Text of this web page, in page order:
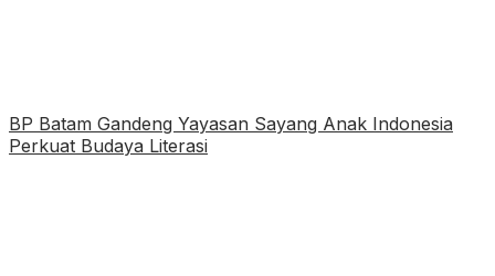
BP Batam Gandeng Yayasan Sayang Anak Indonesia
Perkuat Budaya Literasi